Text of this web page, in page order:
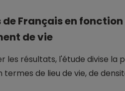
de Français en
de vie
les résultats, l'étude divise
de lieu de vie, de